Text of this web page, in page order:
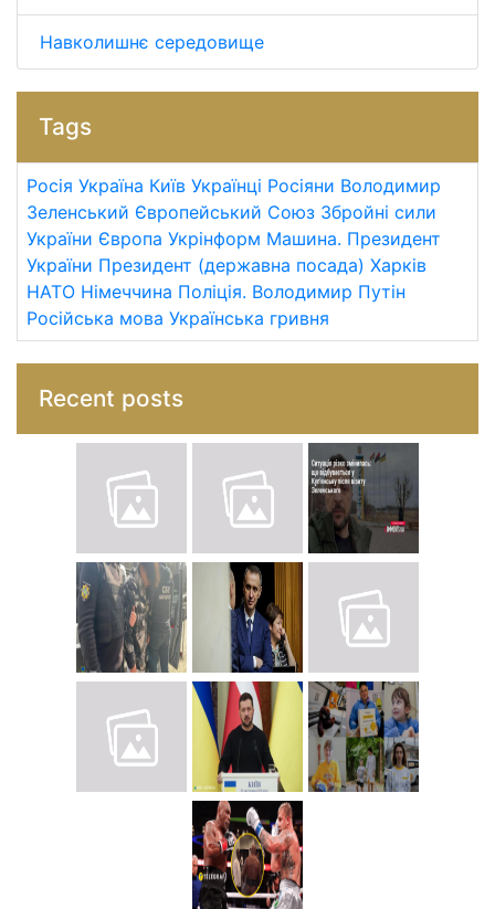
Навколишнє середовище
Tags
Росія Україна Київ Українці Росіяни Володимир
Зеленський Європейський Союз Збройні сили
України Європа Укрінформ Машина. Президент
України Президент (державна посада) Харків
НАТО Німеччина Поліція. Володимир Путін
Російська мова Українська гривня
Recent posts